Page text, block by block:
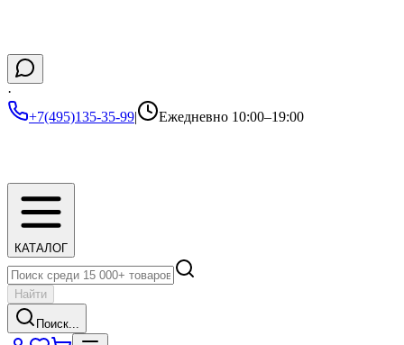
·
+7(495)135-35-99| Ежедневно 10:00–19:00
КАТАЛОГ
Найти
Поиск...